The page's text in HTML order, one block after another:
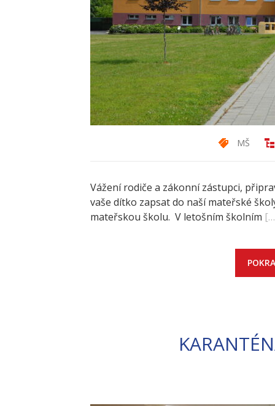
MŠ
Vážení rodiče a zákonní zástupci,
vaše dítko zapsat do naší mateřské
mateřskou školu. V letošním školním